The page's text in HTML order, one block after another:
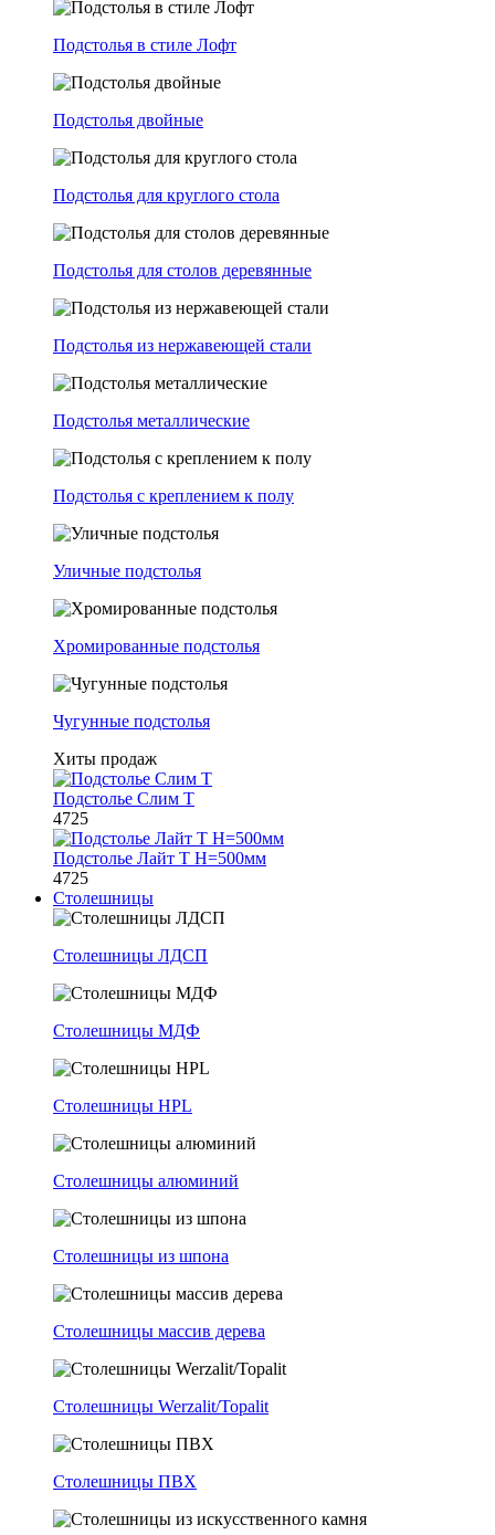
Подстолья в стиле Лофт
Подстолья двойные
Подстолья для круглого стола
Подстолья для столов деревянные
Подстолья из нержавеющей стали
Подстолья металлические
Подстолья с креплением к полу
Уличные подстолья
Хромированные подстолья
Чугунные подстолья
Хиты продаж
Подстолье Слим Т
4725
Подстолье Лайт Т H=500мм
4725
Столешницы
Столешницы ЛДСП
Столешницы МДФ
Столешницы HPL
Столешницы алюминий
Столешницы из шпона
Столешницы массив дерева
Столешницы Werzalit/Topalit
Столешницы ПВХ